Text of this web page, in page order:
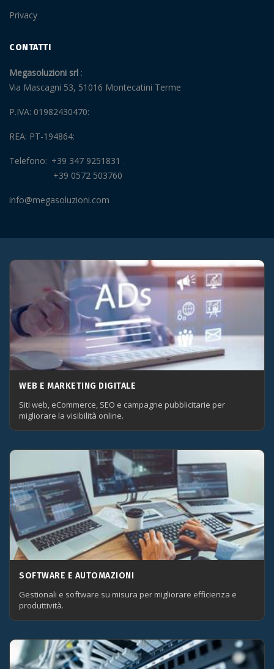
Privacy
CONTATTI
Megasoluzioni srl
Via Mascagni 53, 51016 Montecatini Terme
P.IVA: 01982430470
REA: PT-194864
Telefono
+39 347 9251831
+39 0572 503760
info@megasoluzioni.com
WEB E MARKETING DIGITALE
Siti web, eCommerce, SEO e campagne pubblicitarie per
migliorare la visibilità online.
SOFTWARE E AUTOMAZIONI
Gestionali e software su misura per migliorare efficienza e
produttività.